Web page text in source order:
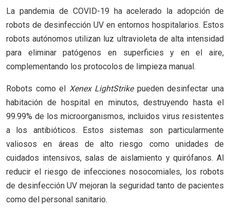
La pandemia de COVID-19 ha acelerado la adopción de
robots de desinfección UV en entornos hospitalarios. Estos
robots autónomos utilizan luz ultravioleta de alta intensidad
para eliminar patógenos en superficies y en el aire,
complementando los protocolos de limpieza manual.
Robots como el Xenex LightStrike pueden desinfectar una
habitación de hospital en minutos, destruyendo hasta el
99.99% de los microorganismos, incluidos virus resistentes
a los antibióticos. Estos sistemas son particularmente
valiosos en áreas de alto riesgo como unidades de
cuidados intensivos, salas de aislamiento y quirófanos. Al
reducir el riesgo de infecciones nosocomiales, los robots
de desinfección UV mejoran la seguridad tanto de pacientes
como del personal sanitario.